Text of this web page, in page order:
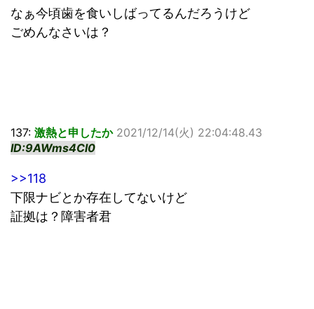
なぁ今頃歯を食いしばってるんだろうけど
ごめんなさいは？
137: 激熱と申したか 2021/12/14(火) 22:04:48.43
ID:9AWms4Cl0
>>118
下限ナビとか存在してないけど
証拠は？障害者君